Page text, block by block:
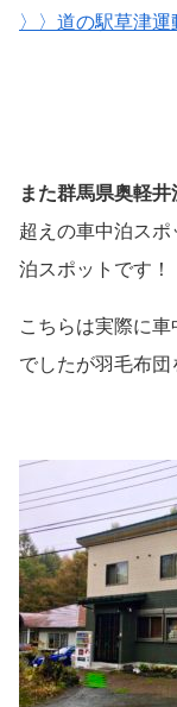
〉〉道の駅草津
また群馬県奥軽井
超えの車中泊ス
泊スポットです！
こちらは実際に
でしたが羽毛布団